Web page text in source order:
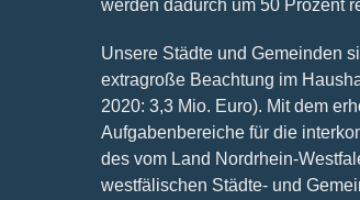
werden dadurch um 50 Prozent
Unsere Städte und Gemeinden
extragroße Beachtung im
2020: 3,3 Mio. Euro). Mit dem
Aufgabenbereiche für die
des vom Land Nordrhein-
westfälischen Städte- und